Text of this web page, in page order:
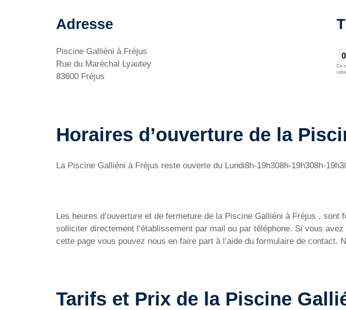
Adresse
Piscine Galliéni à Fréjus
Rue du Maréchal Lyautey
83600 Fréjus
Ce
Horaires d’ouverture de la
La Piscine Galliéni à Fréjus reste ouverte du Lundi8h-19h308h-19h308h-
Les heures d’ouverture et de fermeture de la Piscine Galliéni à Fréjus ,
solliciter directement l’établissement par mail ou par téléphone. Si vous
cette page vous pouvez nous en faire part à l’aide du formulaire de
Tarifs et Prix de la Piscine